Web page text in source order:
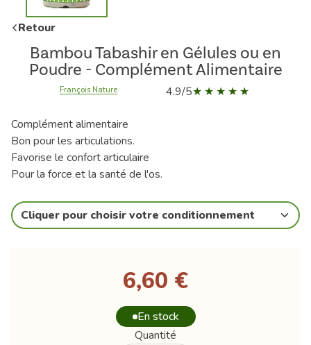
Retour
Bambou Tabashir en Gélules ou en
Poudre - Complément Alimentaire
François Nature 4.9/5
Complément alimentaire
Bon pour les articulations.
Favorise le confort articulaire
Pour la force et la santé de l'os.
Cliquer pour choisir votre conditionnement
6,60 €
En stock
Quantité